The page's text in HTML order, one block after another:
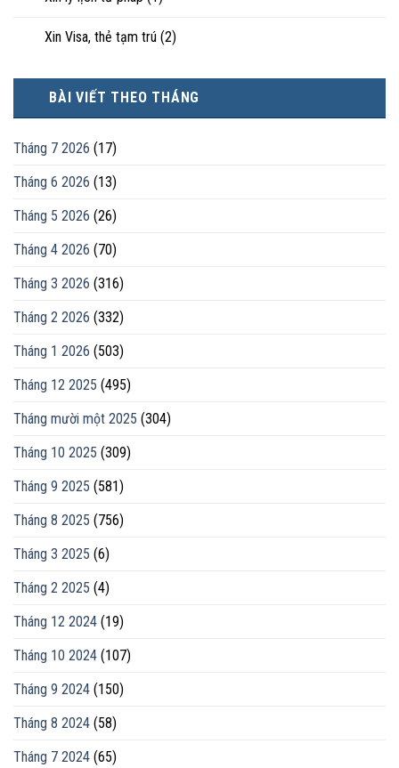
Xin Visa, thẻ tạm trú (2)
BÀI VIẾT THEO THÁNG
Tháng 7 2026 (17)
Tháng 6 2026 (13)
Tháng 5 2026 (26)
Tháng 4 2026 (70)
Tháng 3 2026 (316)
Tháng 2 2026 (332)
Tháng 1 2026 (503)
Tháng 12 2025 (495)
Tháng mười một 2025 (304)
Tháng 10 2025 (309)
Tháng 9 2025 (581)
Tháng 8 2025 (756)
Tháng 3 2025 (6)
Tháng 2 2025 (4)
Tháng 12 2024 (19)
Tháng 10 2024 (107)
Tháng 9 2024 (150)
Tháng 8 2024 (58)
Tháng 7 2024 (65)